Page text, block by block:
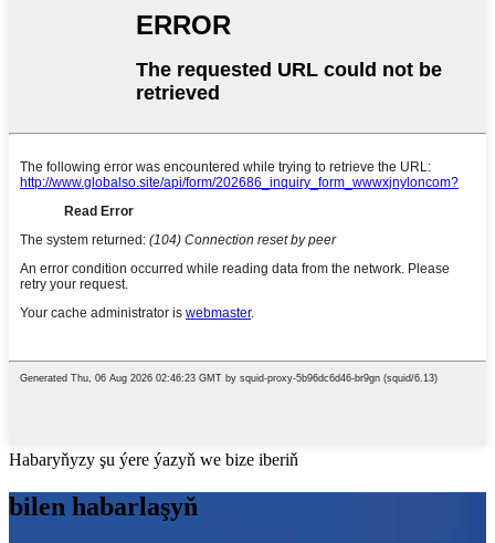
Habaryňyzy şu ýere ýazyň we bize iberiň
bilen habarlaşyň